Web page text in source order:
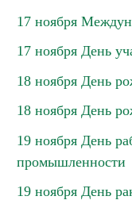
17 ноября
17 ноября День
18 ноября День
18 ноября День
19 ноября День
промышленности
19 ноября День